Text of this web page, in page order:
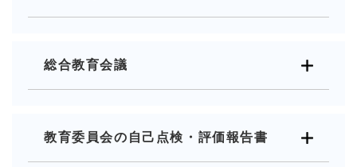
総合教育会議
教育委員会の自己点検・評価報告書